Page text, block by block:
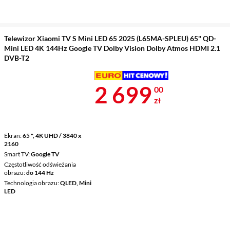
Telewizor Xiaomi TV S Mini LED 65 2025 (L65MA-SPLEU) 65" QD-
Mini LED 4K 144Hz Google TV Dolby Vision Dolby Atmos HDMI 2.1
DVB-T2
Ekran 65 ", 4K UHD / 3840 x
2160
Smart TV Google TV
Częstotliwość odświeżania
obrazu do 144 Hz
Technologia obrazu QLED, Mini
LED
Cena 2 699 zł
2 699 00
zł